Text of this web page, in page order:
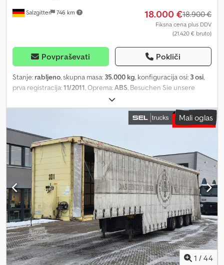
Salzgitter 746 km 18.000 €18.900 €
Fiksna cena plus DDV
(21.420 € bruto)
Povpraševati Pokliči
Stanje: rabljeno, skupna masa: 35.000 kg, konfiguracija osi: 3 osi,
prva registracija:11/2011, Oprema:ABS, Besuchen Sie unsere
Webseite, wo Sie unseren kompletten Fahrzeugbestand mit
vielen weiteren Fotos und Informationen in mehreren Sprachen
finden. SEL 70 Kempf SK35/3 Liftachse deutsche Zulassung / 1.
Hand Csdpswyrmvjfx Apvsrf Erstzulassung: 23.11.2011 Technisch
zulässiges Gesamtgewicht (kg): 35.000 Zulässiges Gesamtgewicht
(kg): 35.000 Leergewicht (kg): 6.180 FIN: WKY3S5035BM025215
Hauptuntersuchung: 05.2026 / Sicherheitsprüfung: 11.2025
BEREIFUNG UND ACHSEN: Bereifung: 385/65 R 22,5
Achskonfiguration: 3 Achsen BPW 1. Achse liftbar Luftfederung
Scheibenbremsen AUFBAU Innenmaße: Breite (m): 2,42 Länge (m):
7,51 Klappenhöhe (m): 1,20 KIPPER: Mulde (m³): 26 Seitliche
Abdeckung Arbeitsbühne mit rutschhemmendem Boden
FAHRZEUGUNTERLAGEN: Zulassungsbescheinigung Teil I
(Fahrzeugschein) Zulassungsbescheinigung Teil II (Fahrzeugbrief)
Zusätzliche Dokumente auf Anfrage gegen Aufpreis. M. BUFANO
(Italiano, English, Deutsch) J. CORDEIRO (Português, Español,
Mali oglas
1 / 44